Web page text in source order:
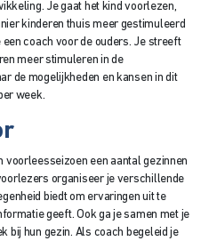
Je gaat het kind voorlezen,
kinderen thuis meer gestimuleerd
een coach voor de ouders. Je streeft
meer stimuleren in de
de mogelijkheden en kansen in dit
week.
voorleesseizoen een aantal gezinnen
organiseer je verschillende
biedt om ervaringen uit te
geeft. Ook ga je samen met je
bij hun gezin. Als coach begeleid je